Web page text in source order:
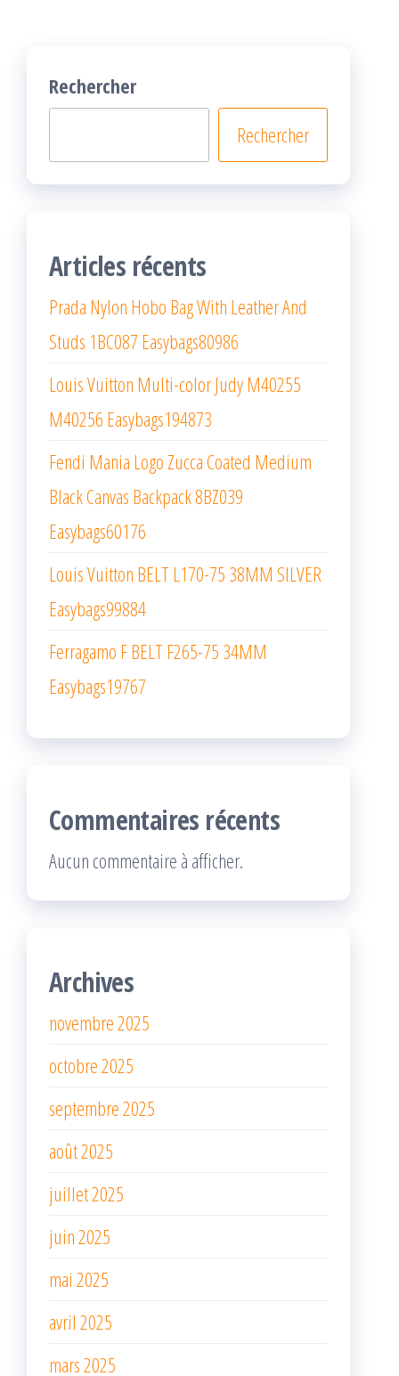
Rechercher
Rechercher
Articles récents
Prada Nylon Hobo Bag With Leather And
Studs 1BC087 Easybags80986
Louis Vuitton Multi-color Judy M40255
M40256 Easybags194873
Fendi Mania Logo Zucca Coated Medium
Black Canvas Backpack 8BZ039
Easybags60176
Louis Vuitton BELT L170-75 38MM SILVER
Easybags99884
Ferragamo F BELT F265-75 34MM
Easybags19767
Commentaires récents
Aucun commentaire à afficher.
Archives
novembre 2025
octobre 2025
septembre 2025
août 2025
juillet 2025
juin 2025
mai 2025
avril 2025
mars 2025